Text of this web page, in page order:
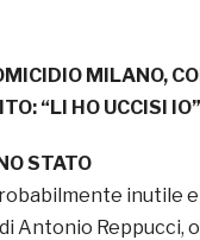
MILANO,
“LI HO UCCISI IO”
STATO
inutile
Antonio Reppucci,